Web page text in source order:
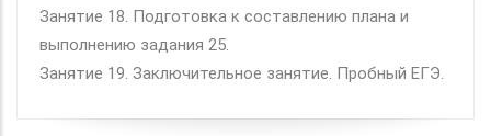
Занятие 18. Подготовка к составлению плана и
выполнению задания 25.
Занятие 19. Заключительное занятие. Пробный ЕГЭ.